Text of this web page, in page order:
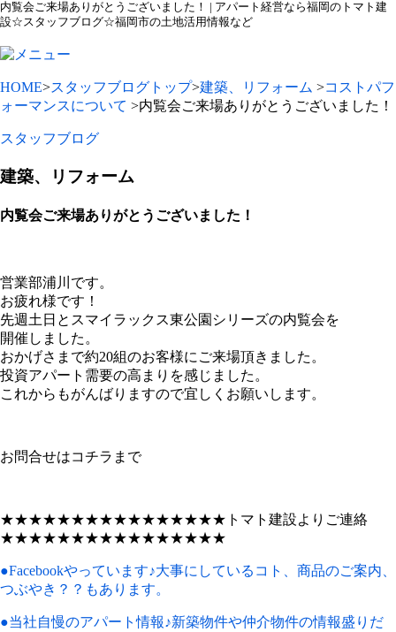
内覧会ご来場ありがとうございました！ | アパート経営なら福岡のトマト建
設☆スタッフブログ☆福岡市の土地活用情報など
HOME>スタッフブログトップ>建築、リフォーム >コストパフ
ォーマンスについて >内覧会ご来場ありがとうございました！
スタッフブログ
建築、リフォーム
内覧会ご来場ありがとうございました！
営業部浦川です。
お疲れ様です！
先週土日とスマイラックス東公園シリーズの内覧会を
開催しました。
おかげさまで約20組のお客様にご来場頂きました。
投資アパート需要の高まりを感じました。
これからもがんばりますので宜しくお願いします。
お問合せはコチラまで
★★★★★★★★★★★★★★★★トマト建設よりご連絡
★★★★★★★★★★★★★★★★
●Facebookやっています♪大事にしているコト、商品のご案内、
つぶやき？？もあります。
●当社自慢のアパート情報♪新築物件や仲介物件の情報盛りだ